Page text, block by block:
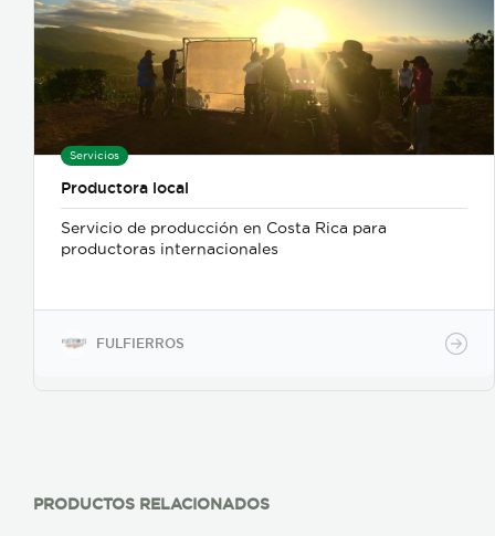
Servicios
Productora local
Servicio de producción en Costa Rica para
productoras internacionales
FULFIERROS
PRODUCTOS RELACIONADOS